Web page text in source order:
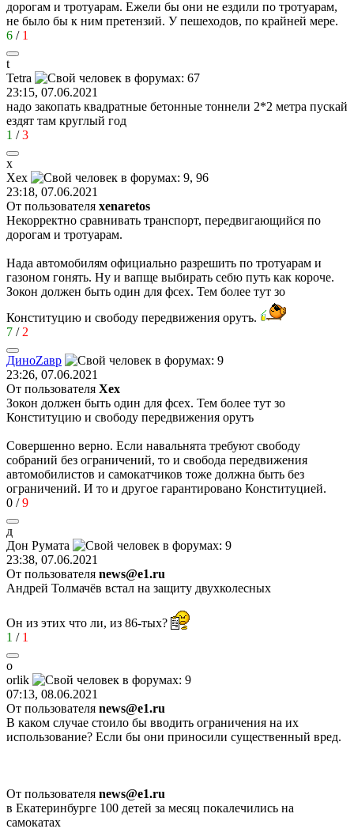
дорогам и тротуарам. Ежели бы они не ездили по тротуарам,
не было бы к ним претензий. У пешеходов, по крайней мере.
6 / 1
t
Tetra
23:15, 07.06.2021
надо закопать квадратные бетонные тоннели 2*2 метра пускай
ездят там круглый год
1 /3
х
Хех
23:18, 07.06.2021
От пользователя xenaretos
Некорректно сравнивать транспорт, передвигающийся по
дорогам и тротуарам.
Нада автомобилям официально разрешить по тротуарам и
газоном гонять. Ну и вапще выбирать себю путь как короче.
Зокон должен быть один для фсех. Тем более тут зо
Конституцию и свободу передвижения орутъ.
7 / 2
ДиноZавp
23:26, 07.06.2021
От пользователя Хех
Зокон должен быть один для фсех. Тем более тут зо
Конституцию и свободу передвижения орутъ
Совершенно верно. Если навальнята требуют свободу
собраний без ограничений, то и свобода передвижения
автомобилистов и самокатчиков тоже должна быть без
ограничений. И то и другое гарантировано Конституцией.
0 /9
д
Дон Руматa
23:38, 07.06.2021
От пользователя news@e1.ru
Андрей Толмачёв встал на защиту двухколесных
Он из этих что ли, из 86-тых?
1 / 1
o
orlik
07:13, 08.06.2021
От пользователя news@e1.ru
В каком случае стоило бы вводить ограничения на их
использование? Если бы они приносили существенный вред.
От пользователя news@e1.ru
в Екатеринбурге 100 детей за месяц покалечились на
самокатах